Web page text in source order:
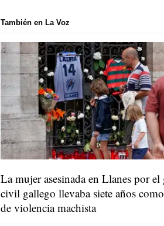
También en La Voz
La mujer asesinada en Llanes por el
civil gallego llevaba siete años
de violencia machista